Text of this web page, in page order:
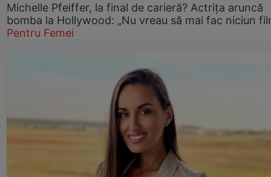
Michelle Pfeiffer, la final de carieră? Actrița aruncă
bomba la Hollywood: „Nu vreau să mai fac niciun
Pentru Femei